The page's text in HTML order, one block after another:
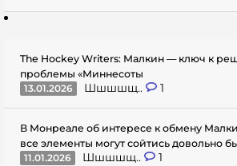
The Hockey Writers: Малкин — ключ к
проблемы «Миннесоты
13.01.2026
Шшшшщ.. 1
В Монреале об интересе к обмену
все элементы могут сойтись довольно
11.01.2026
Шшшшщ.. 1